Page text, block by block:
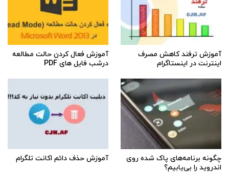
آموزش ترفند کاهش مصرف
اینترنت در اینستاگرام
آموزش فعال کردن حالت مطالعه
درشب فایل های PDF
چگونه برنامه‌های پاک شده روی
اندروید را بی‌یابیم؟
آموزش حذف دائم اکانت تلگرام